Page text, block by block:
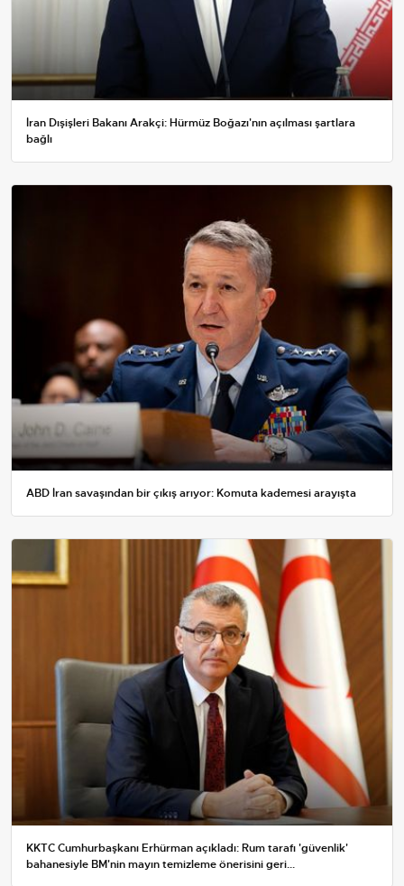
İran Dışişleri Bakanı Arakçi: Hürmüz Boğazı'nın açılması şartlara
bağlı
ABD İran savaşından bir çıkış arıyor: Komuta kademesi arayışta
KKTC Cumhurbaşkanı Erhürman açıkladı: Rum tarafı 'güvenlik'
bahanesiyle BM'nin mayın temizleme önerisini geri...